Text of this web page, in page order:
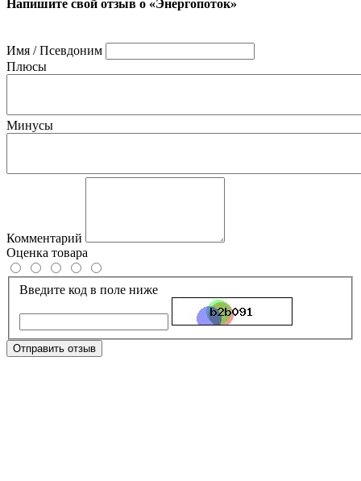
Напишите свой отзыв о «Энергопоток»
Имя / Псевдоним
Плюсы
Минусы
Комментарий
Оценка товара
Введите код в поле ниже
Отправить отзыв